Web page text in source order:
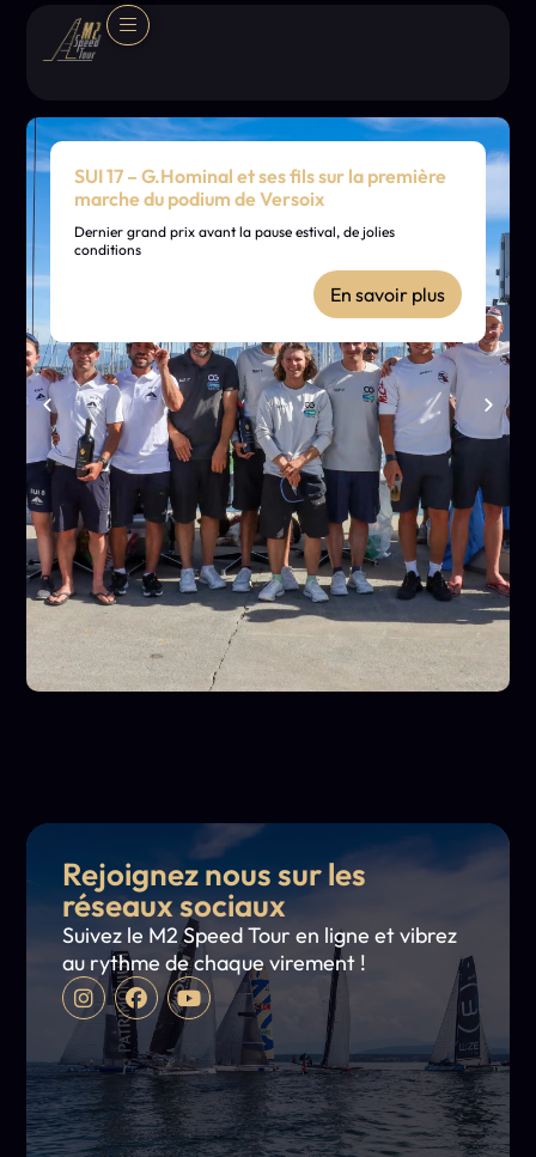
SUI 17 – G.Hominal et ses fils sur la première
marche du podium de Versoix
Dernier grand prix avant la pause estival, de jolies
conditions
En savoir plus
Rejoignez nous sur les
réseaux sociaux
Suivez le M2 Speed Tour en ligne et vibrez
au rythme de chaque virement !